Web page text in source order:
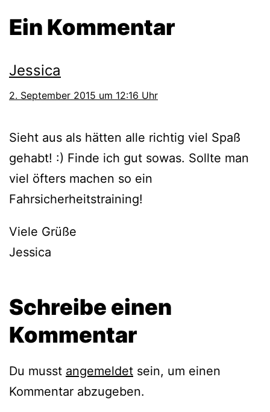
Ein Kommentar
Jessica
2. September 2015 um 12:16 Uhr
Sieht aus als hätten alle richtig viel Spaß
gehabt! :) Finde ich gut sowas. Sollte man
viel öfters machen so ein
Fahrsicherheitstraining!
Viele Grüße
Jessica
Schreibe einen
Kommentar
Du musst angemeldet sein, um einen
Kommentar abzugeben.